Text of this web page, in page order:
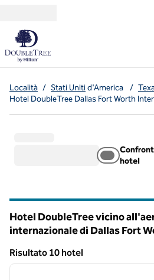
Località / Stati Unitid'America /
Hotel DoubleTree Dallas Fort Worth
hotel
Hotel DoubleTree vicino
internazionale di Dallas Fort
Risultato 10 hotel
Risultato 10 hotel
1 di 12